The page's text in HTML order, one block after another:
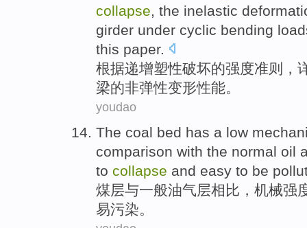
collapse the inelastic
girder under cyclic bending
this paper.
根据递增塑性破坏的强度准则
，
梁的非弹性变形性能。
youdao
The coal bed has a low
comparison with the normal oil
to collapse and easy to be
煤层与一般油气层相比 ， 机械强
易污染。